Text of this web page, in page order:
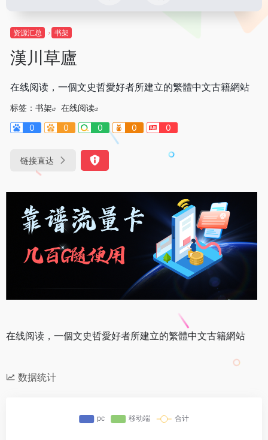
资源汇总 书架
漢川草廬
在线阅读，一個文史哲愛好者所建立的繁體中文古籍網站
标签： 书架
在线阅读
0
0 0 0 0
链接直达
在线阅读，一個文史哲愛好者所建立的繁體中文古籍網站
数据统计